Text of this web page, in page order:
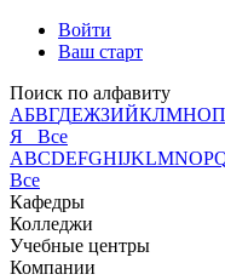
Войти
Ваш старт
Поиск по алфавиту
АБВГДЕЖЗИЙКЛМНОП
Я Все
ABCDEFGHIJKLMNOP
Все
Кафедры
Колледжи
Учебные центры
Компании